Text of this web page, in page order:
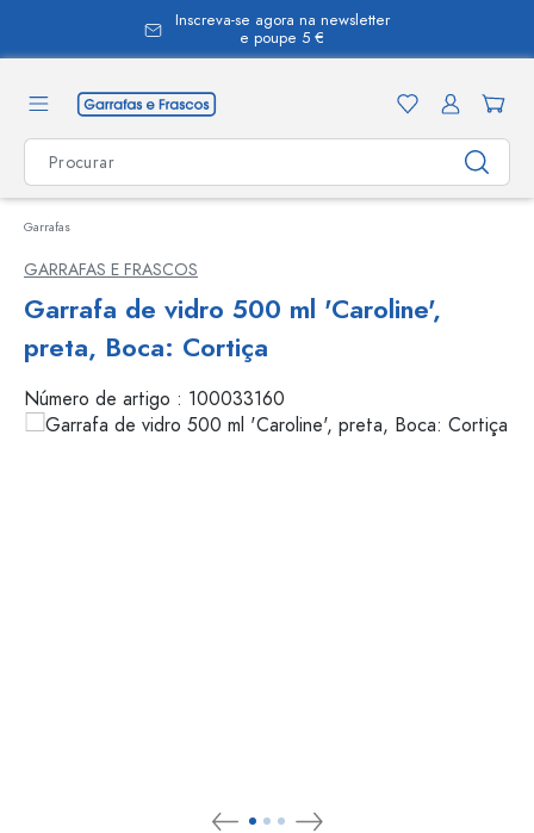
Inscreva-se agora na newsletter
e poupe 5 €
Garrafas
GARRAFAS E FRASCOS
Garrafa de vidro 500 ml 'Caroline',
preta, Boca: Cortiça
Número de artigo : 100033160